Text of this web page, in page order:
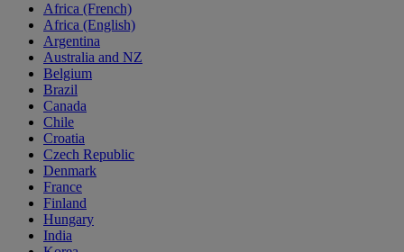
Africa (French)
Africa (English)
Argentina
Australia and NZ
Belgium
Brazil
Canada
Chile
Croatia
Czech Republic
Denmark
France
Finland
Hungary
India